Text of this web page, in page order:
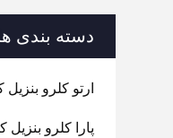
دسته بندی
ارتو کلرو بنزیل
پارا کلرو بنزیل